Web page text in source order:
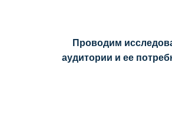
Проводим
аудитории и ее